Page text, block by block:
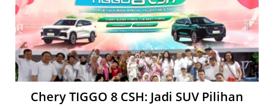
Chery TIGGO 8 CSH: Jadi SUV Pilihan